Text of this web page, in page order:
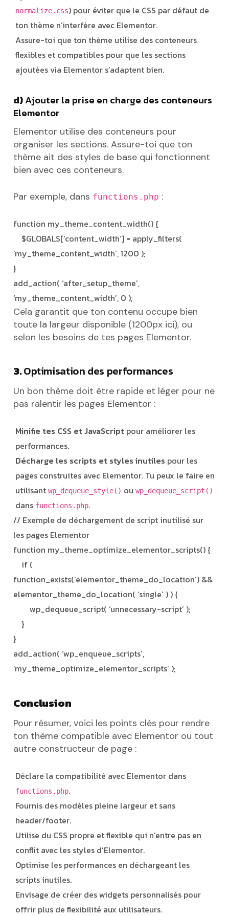
normalize.css) pour éviter que le CSS par défaut de
ton thème n’interfère avec Elementor.
Assure-toi que ton thème utilise des conteneurs
flexibles et compatibles pour que les sections
ajoutées via Elementor s’adaptent bien.
d)Ajouter la prise en charge des conteneurs
Elementor
Elementor utilise des conteneurs pour
organiser les sections. Assure-toi que ton
thème ait des styles de base qui fonctionnent
bien avec ces conteneurs.
Par exemple, dans functions.php :
function my_theme_content_width() {
$GLOBALS[‘content_width’] = apply_filters(
‘my_theme_content_width’, 1200 );
}
add_action( ‘after_setup_theme’,
‘my_theme_content_width’, 0 );
Cela garantit que ton contenu occupe bien
toute la largeur disponible (1200px ici), ou
selon les besoins de tes pages Elementor.
3.Optimisation des performances
Un bon thème doit être rapide et léger pour ne
pas ralentir les pages Elementor :
Minifie tes CSS et JavaScript pour améliorer les
performances.
Décharge les scripts et styles inutiles pour les
pages construites avec Elementor. Tu peux le faire en
utilisant wp_dequeue_style() ou wp_dequeue_script()
dans functions.php.
// Exemple de déchargement de script inutilisé sur
les pages Elementor
function my_theme_optimize_elementor_scripts() {
if (
function_exists(‘elementor_theme_do_location’) &&
elementor_theme_do_location( ‘single’ ) ) {
wp_dequeue_script( ‘unnecessary-script’ );
}
}
add_action( ‘wp_enqueue_scripts’,
‘my_theme_optimize_elementor_scripts’ );
Conclusion
Pour résumer, voici les points clés pour rendre
ton thème compatible avec Elementor ou tout
autre constructeur de page :
Déclare la compatibilité avec Elementor dans
functions.php.
Fournis des modèles pleine largeur et sans
header/footer.
Utilise du CSS propre et flexible qui n’entre pas en
conflit avec les styles d’Elementor.
Optimise les performances en déchargeant les
scripts inutiles.
Envisage de créer des widgets personnalisés pour
offrir plus de flexibilité aux utilisateurs.